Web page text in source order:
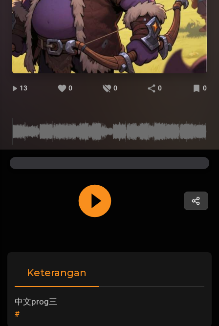
13 0 0 0 0
Keterangan
中文prog三
#